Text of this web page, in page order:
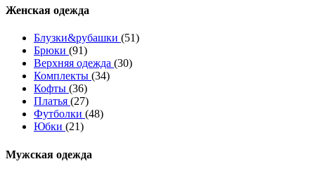
Женская одежда
Блузки&рубашки (51)
Брюки (91)
Верхняя одежда (30)
Комплекты (34)
Кофты (36)
Платья (27)
Футболки (48)
Юбки (21)
Мужская одежда